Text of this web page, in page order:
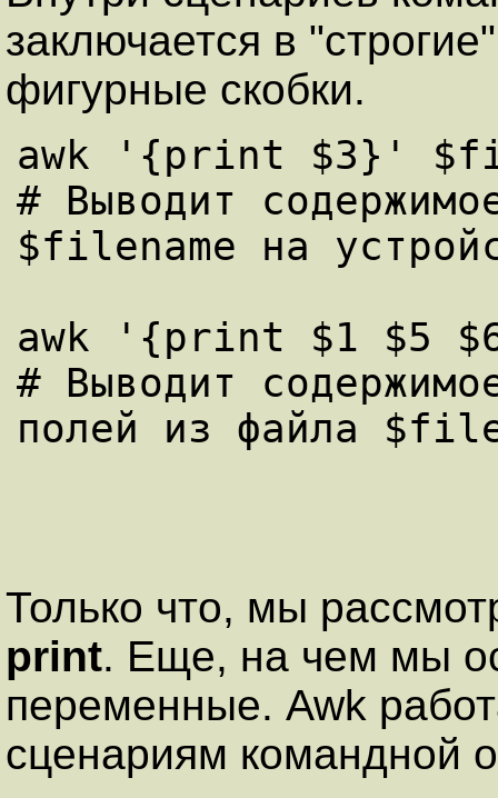
заключается в
фигурные скобки.
awk '{print $3}'
# Выводит
$filename на
awk '{print $1 $5
# Выводит
Только что, мы
print. Еще, на чем мы
переменные. Awk
сценариям командной